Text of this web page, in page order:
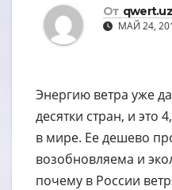
От qwert.uz
МАЙ 24,
Энергию ветра уже
десятки стран, и это
в мире. Ее дешево
возобновляема и
почему в России